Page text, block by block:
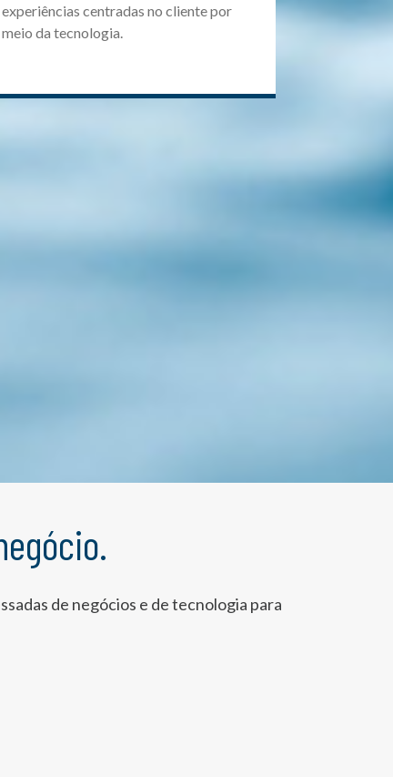
experiências centradas no cliente por
meio da tecnologia.
de negócios e de tecnologia para